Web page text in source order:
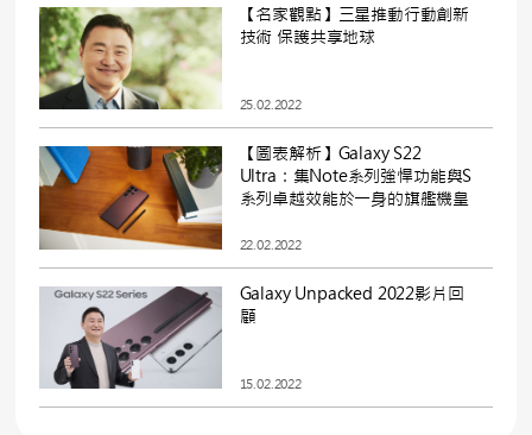
【名家觀點】三星推動行動創新
技術 保護共享地球
25.02.2022
【圖表解析】Galaxy S22
Ultra：集Note系列強悍功能與S
系列卓越效能於一身的旗艦機皇
22.02.2022
Galaxy Unpacked 2022影片回
顧
15.02.2022